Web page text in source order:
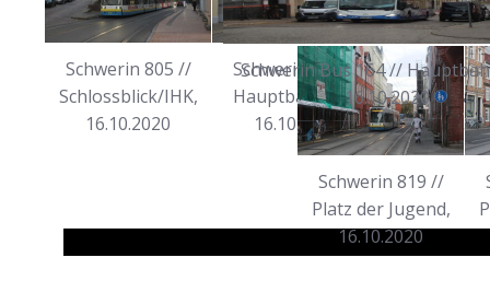
Schwerin 805 //
Schlossblick/IHK,
16.10.2020
Schwerin 806 //
Hauptbahnhof,
16.10.2020
Schwerin
Schwerin 819 //
Platz der Jugend,
16.10.2020
Schwerin Bus 164 //
16.10.2020